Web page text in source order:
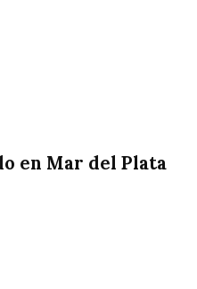
en Mar del Plata